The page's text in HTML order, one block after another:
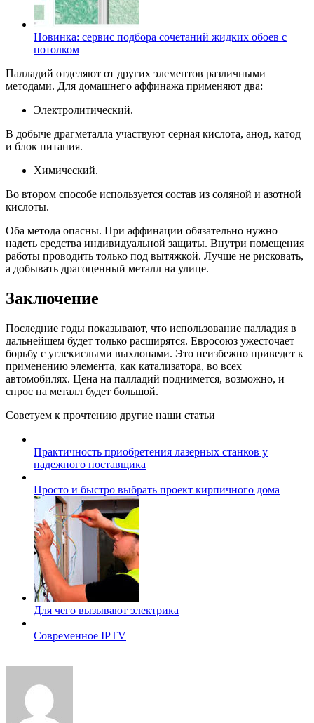
Новинка: сервис подбора сочетаний жидких обоев с
потолком
Палладий отделяют от других элементов различными
методами. Для домашнего аффинажа применяют два:
Электролитический.
В добыче драгметалла участвуют серная кислота, анод, катод
и блок питания.
Химический.
Во втором способе используется состав из соляной и азотной
кислоты.
Оба метода опасны. При аффинации обязательно нужно
надеть средства индивидуальной защиты. Внутри помещения
работы проводить только под вытяжкой. Лучше не рисковать,
а добывать драгоценный металл на улице.
Заключение
Последние годы показывают, что использование палладия в
дальнейшем будет только расширятся. Евросоюз ужесточает
борьбу с углекислыми выхлопами. Это неизбежно приведет к
применению элемента, как катализатора, во всех
автомобилях. Цена на палладий поднимется, возможно, и
спрос на металл будет большой.
Советуем к прочтению другие наши статьи
Практичность приобретения лазерных станков у
надежного поставщика
Просто и быстро выбрать проект кирпичного дома
Для чего вызывают электрика
Современное IPTV